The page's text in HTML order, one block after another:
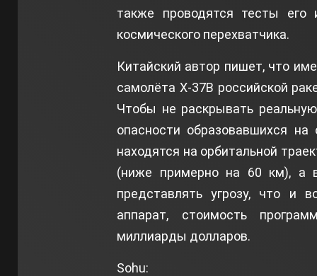
также проводятся тесты его
космического перехватчика.
Китайский автор пишет, что
самолёта X-37B российской
Чтобы не раскрывать
опасности образовавшихся
находятся на орбитальной
(ниже примерно на 60 км), а
представлять угрозу, что и
аппарат, стоимость
миллиарды долларов.
Sohu: